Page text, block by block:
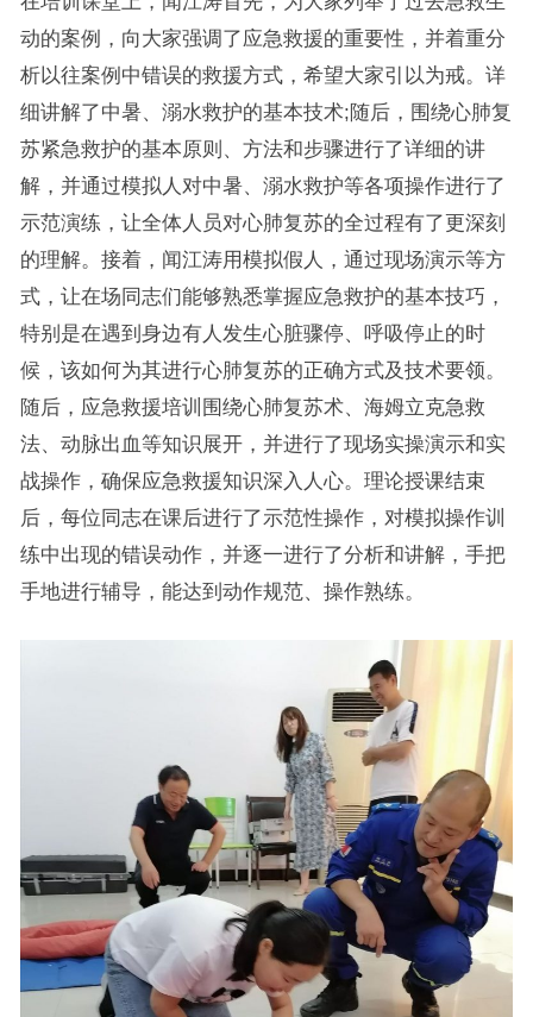
动的案例，向大家强调了应急救援的重要性，并着重分
析以往案例中错误的救援方式，希望大家引以为戒。详
细讲解了中暑、溺水救护的基本技术;随后，围绕心肺复
苏紧急救护的基本原则、方法和步骤进行了详细的讲
解，并通过模拟人对中暑、溺水救护等各项操作进行了
示范演练，让全体人员对心肺复苏的全过程有了更深刻
的理解。接着，闻江涛用模拟假人，通过现场演示等方
式，让在场同志们能够熟悉掌握应急救护的基本技巧，
特别是在遇到身边有人发生心脏骤停、呼吸停止的时
候，该如何为其进行心肺复苏的正确方式及技术要领。
随后，应急救援培训围绕心肺复苏术、海姆立克急救
法、动脉出血等知识展开，并进行了现场实操演示和实
战操作，确保应急救援知识深入人心。理论授课结束
后，每位同志在课后进行了示范性操作，对模拟操作训
练中出现的错误动作，并逐一进行了分析和讲解，手把
手地进行辅导，能达到动作规范、操作熟练。